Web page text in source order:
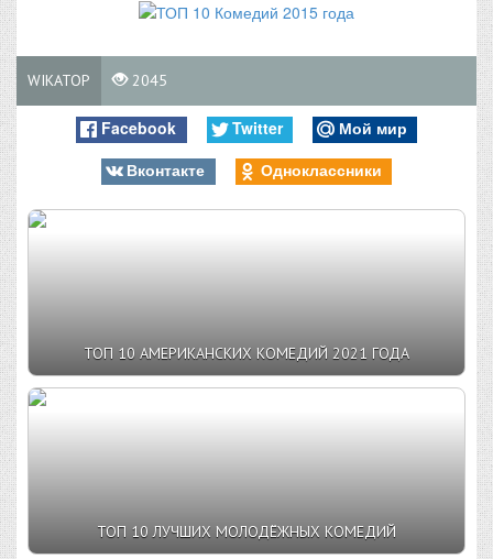
WIKATOP 2045
Facebook Twitter
Мой мир
Вконтакте
Одноклассники
ТОП 10 АМЕРИКАНСКИХ КОМЕДИЙ 2021 ГОДА
ТОП 10 ЛУЧШИХ МОЛОДЁЖНЫХ КОМЕДИЙ